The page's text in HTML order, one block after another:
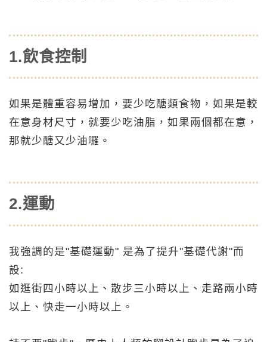
1.飲食控制
如果是體重容易增加，要少吃醣類食物，如果是較
在意身材尺寸，就要少吃油脂，如果兩個都在意，
那就少醣又少油囉。
2.運動
我強調的是"基礎運動" 是為了提升"基礎代謝"而
設:
如逛街四小時以上、散步三小時以上、走路兩小時
以上、快走一小時以上。